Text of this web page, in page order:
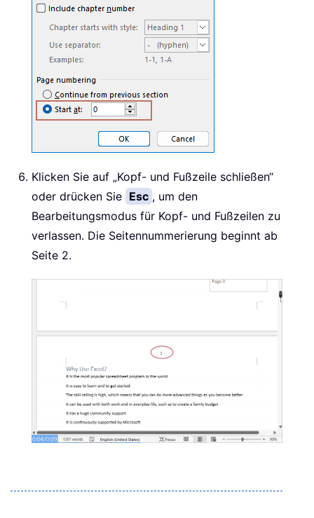
Klicken Sie auf „Kopf- und Fußzeile schließen“
oder drücken Sie Esc , um den
Bearbeitungsmodus für Kopf- und Fußzeilen zu
verlassen. Die Seitennummerierung beginnt ab
Seite 2.